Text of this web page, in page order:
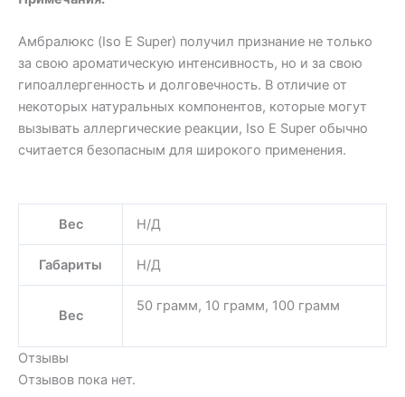
Амбралюкс (Iso E Super) получил признание не только
за свою ароматическую интенсивность, но и за свою
гипоаллергенность и долговечность. В отличие от
некоторых натуральных компонентов, которые могут
вызывать аллергические реакции, Iso E Super обычно
считается безопасным для широкого применения.
Вес Н/Д
Габариты Н/Д
Вес
50 грамм, 10 грамм, 100 грамм
Отзывы
Отзывов пока нет.